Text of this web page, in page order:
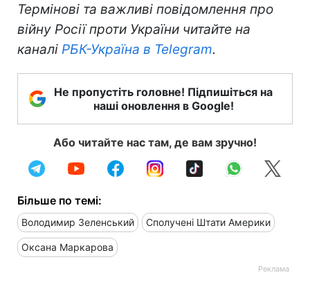
Термінові та важливі повідомлення про
війну Росії проти України читайте на
каналі РБК-Україна в Telegram.
Не пропустіть головне! Підпишіться на
наші оновлення в Google!
Або читайте нас там, де вам зручно!
Більше по темі:
Володимир Зеленський Сполучені Штати Америки
Оксана Маркарова